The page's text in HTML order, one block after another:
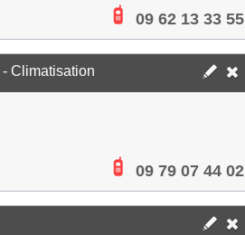
09 62 13 33 55
- Climatisation
09 79 07 44 02